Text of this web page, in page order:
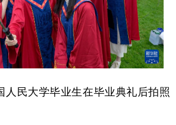
民大学毕业生在毕业典礼后拍照